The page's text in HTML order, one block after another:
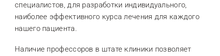
специалистов, для разработки индивидуального,
наиболее эффективного курса лечения для каждого
нашего пациента.
Наличие профессоров в штате клиники позволяет